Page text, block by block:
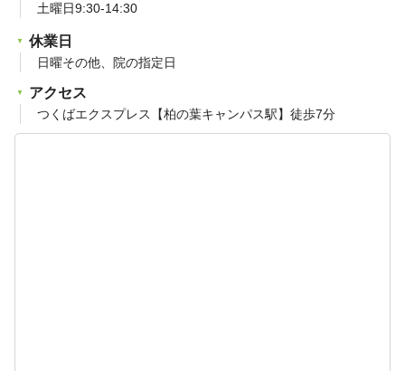
土曜日9:30-14:30
休業日
日曜その他、院の指定日
アクセス
つくばエクスプレス【柏の葉キャンパス駅】徒歩7分